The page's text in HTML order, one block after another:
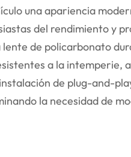
una apariencia
del rendimiento y
de policarbonato
a la intemperie,
de plug-and-
la necesidad de